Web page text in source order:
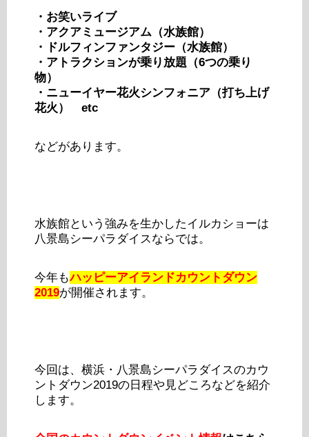
・お笑いライブ
・アクアミュージアム（水族館）
・ドルフィンファンタジー（水族館）
・アトラクションが乗り放題（6つの乗り
物）
・ニューイヤー花火シンフォニア（打ち上げ
花火）
etc
などがあります。
水族館という強みを生かしたイルカショーは
八景島シーパラダイスならでは。
今年もハッピーアイランドカウントダウン
2019が開催されます。
今回は、横浜・八景島シーパラダイスのカウ
ントダウン2019の日程や見どころなどを紹介
します。